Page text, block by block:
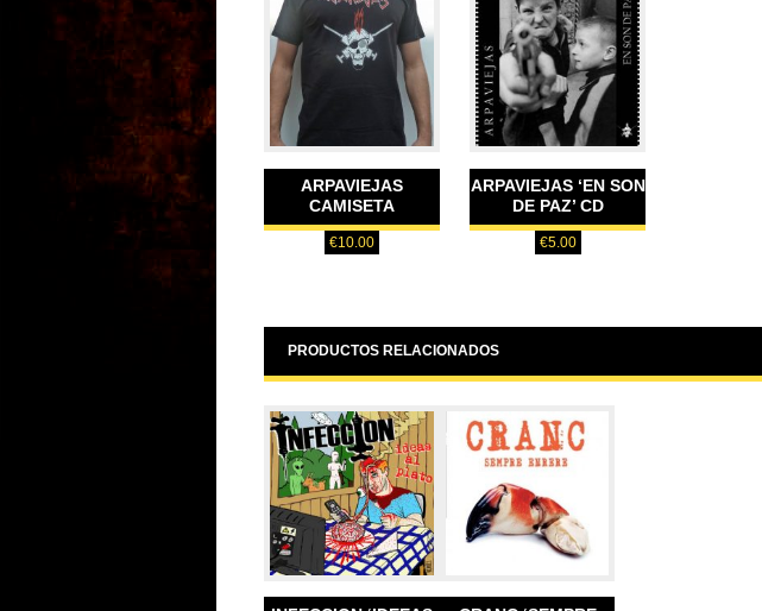
ARPAVIEJAS
CAMISETA
€10.00
ARPAVIEJAS ‘EN SON
DE PAZ’ CD
€5.00
PRODUCTOS RELACIONADOS